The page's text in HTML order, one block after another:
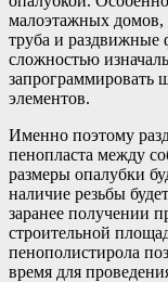
малоэтажных домов,
труба и
сложностью
запрограммировать
элементов.
Именно поэтому
пенопласта между
размеры опалубки
наличие резьбы
заранее получении
строительной
пенополистирола
время для